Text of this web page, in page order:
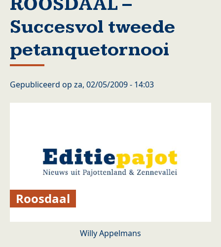
Succesvol tweede
petanquetornooi
Gepubliceerd op za, 02/05/2009 - 14:03
Roosdaal
Willy Appelmans